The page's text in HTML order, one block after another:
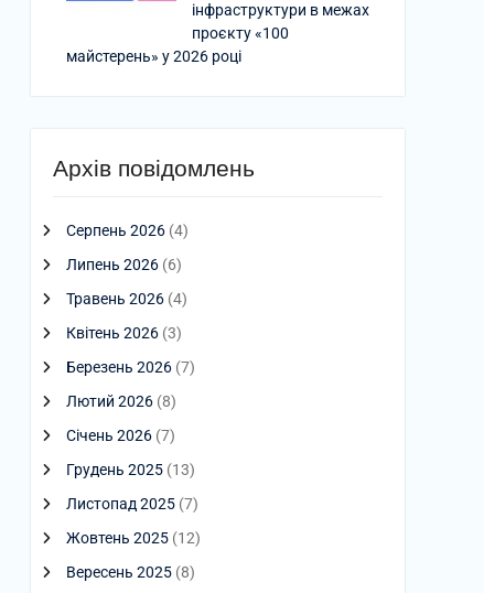
інфраструктури в межах
проєкту «100
майстерень» у 2026 році
Архів повідомлень
Серпень 2026 (4)
Липень 2026 (6)
Травень 2026 (4)
Квітень 2026 (3)
Березень 2026 (7)
Лютий 2026 (8)
Січень 2026 (7)
Грудень 2025 (13)
Листопад 2025 (7)
Жовтень 2025 (12)
Вересень 2025 (8)